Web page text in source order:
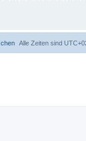
Alle Zeiten sind